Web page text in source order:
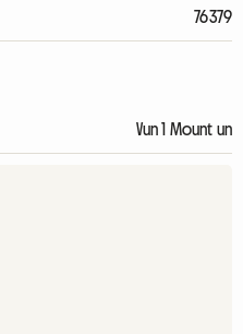
76379
Vun 1 Mount un